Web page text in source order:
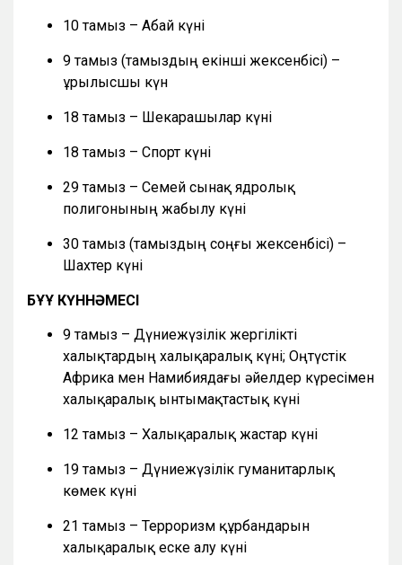
10 тамыз – Абай күні
9 тамыз (тамыздың екінші жексенбісі) –
Құрылысшы күн
18 тамыз – Шекарашылар күні
18 тамыз – Спорт күні
29 тамыз – Семей сынақ ядролық
полигонының жабылу күні
30 тамыз (тамыздың соңғы жексенбісі) –
Шахтер күні
БҰҰ КҮННӘМЕСІ
9 тамыз – Дүниежүзілік жергілікті
халықтардың халықаралық күні; Оңтүстік
Африка мен Намибиядағы әйелдер күресімен
халықаралық ынтымақтастық күні
12 тамыз – Халықаралық жастар күні
19 тамыз – Дүниежүзілік гуманитарлық
көмек күні
21 тамыз – Терроризм құрбандарын
халықаралық еске алу күні